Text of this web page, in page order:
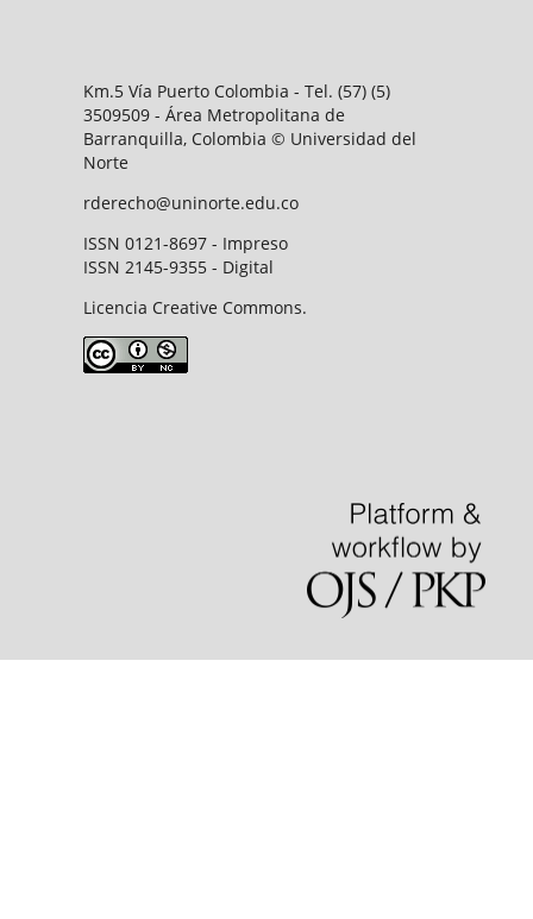
Km.5 Vía Puerto Colombia - Tel. (57) (5)
3509509 - Área Metropolitana de
Barranquilla, Colombia © Universidad del
Norte
rderecho@uninorte.edu.co
ISSN 0121-8697 - Impreso
ISSN 2145-9355 - Digital
Licencia Creative Commons.